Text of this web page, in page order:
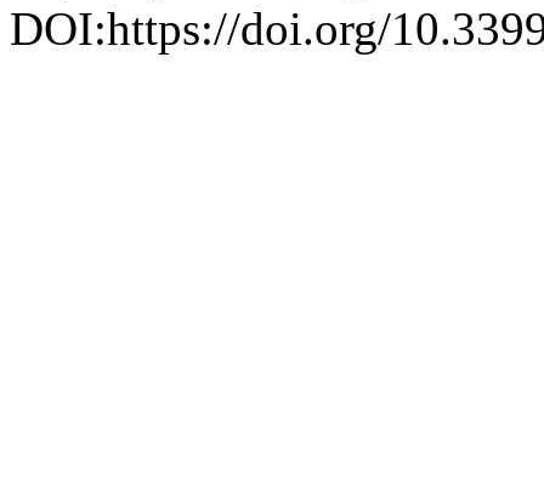
DOI:https://doi.org/